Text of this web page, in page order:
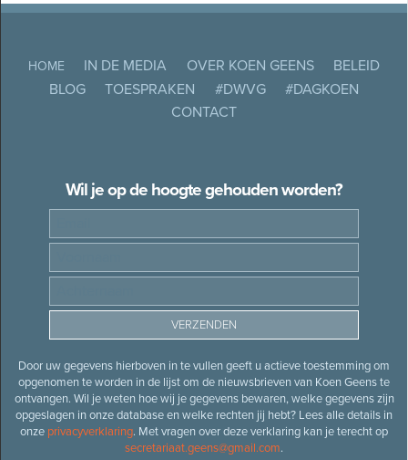
HOME IN DE MEDIA OVER KOEN GEENS
BELEID
BLOG
TOESPRAKEN #DWVG
#DAGKOEN
CONTACT
Wil je op de hoogte gehouden worden?
Door uw gegevens hierboven in te vullen geeft u actieve toestemming om
opgenomen te worden in de lijst om de nieuwsbrieven van Koen Geens te
ontvangen. Wil je weten hoe wij je gegevens bewaren, welke gegevens zijn
opgeslagen in onze database en welke rechten jij hebt? Lees alle details in
onze privacyverklaring. Met vragen over deze verklaring kan je terecht op
secretariaat.geens@gmail.com.